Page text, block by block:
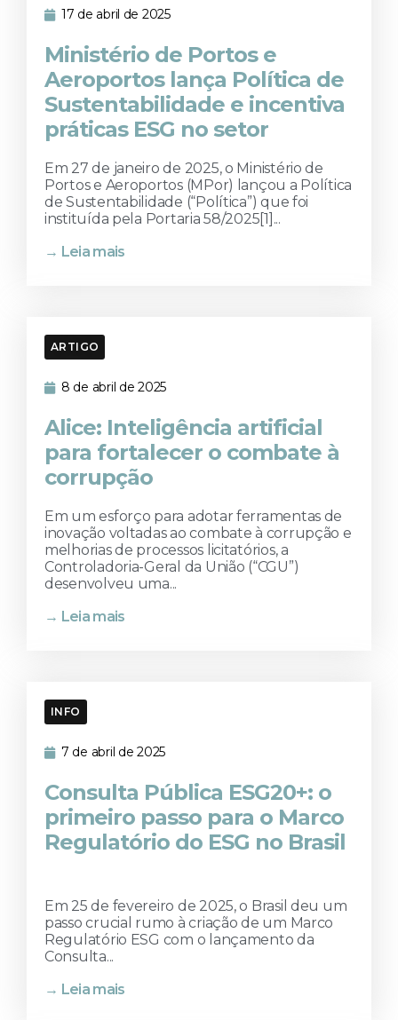
17 de abril de 2025
Ministério de Portos e
Aeroportos lança Política de
Sustentabilidade e incentiva
práticas ESG no setor
Em 27 de janeiro de 2025, o Ministério de
Portos e Aeroportos (MPor) lançou a Política
de Sustentabilidade (“Política”) que foi
instituída pela Portaria 58/2025[1]...
→ Leia mais
ARTIGO
8 de abril de 2025
Alice: Inteligência artificial
para fortalecer o combate à
corrupção
Em um esforço para adotar ferramentas de
inovação voltadas ao combate à corrupção e
melhorias de processos licitatórios, a
Controladoria-Geral da União (“CGU”)
desenvolveu uma...
→ Leia mais
INFO
7 de abril de 2025
Consulta Pública ESG20+: o
primeiro passo para o Marco
Regulatório do ESG no Brasil
Em 25 de fevereiro de 2025, o Brasil deu um
passo crucial rumo à criação de um Marco
Regulatório ESG com o lançamento da
Consulta...
→ Leia mais